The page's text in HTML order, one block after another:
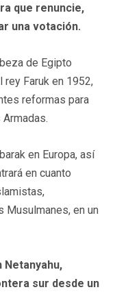
que renuncie,
una votación.
de Egipto
Faruk en 1952,
reformas para
en Europa, así
en cuanto
en un
sur desde un